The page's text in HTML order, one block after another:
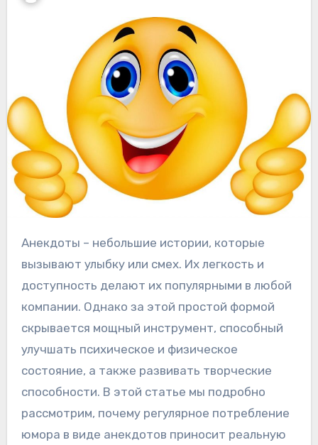
Анекдоты – небольшие истории, которые
вызывают улыбку или смех. Их легкость и
доступность делают их популярными в любой
компании. Однако за этой простой формой
скрывается мощный инструмент, способный
улучшать психическое и физическое
состояние, а также развивать творческие
способности. В этой статье мы подробно
рассмотрим, почему регулярное потребление
юмора в виде анекдотов приносит реальную